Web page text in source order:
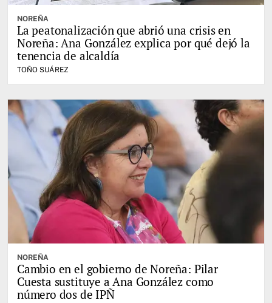
NOREÑA
La peatonalización que abrió una crisis en
Noreña: Ana González explica por qué dejó la
tenencia de alcaldía
TOÑO SUÁREZ
NOREÑA
Cambio en el gobierno de Noreña: Pilar
Cuesta sustituye a Ana González como
número dos de IPÑ